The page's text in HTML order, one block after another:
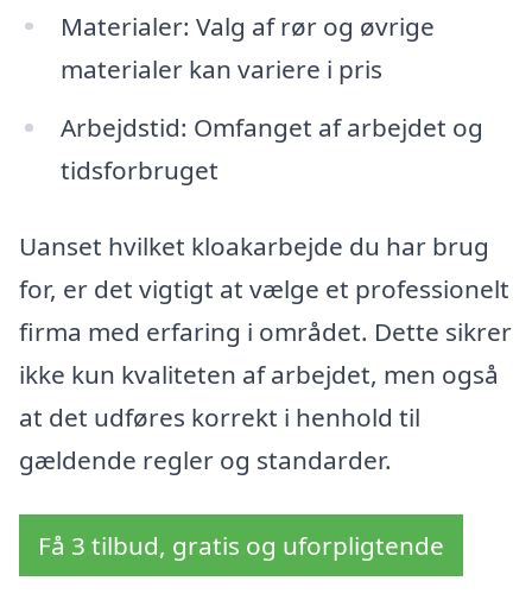
Materialer: Valg af rør og øvrige
materialer kan variere i pris
Arbejdstid: Omfanget af arbejdet og
tidsforbruget
Uanset hvilket kloakarbejde du har brug
for, er det vigtigt at vælge et professionelt
firma med erfaring i området. Dette sikrer
ikke kun kvaliteten af arbejdet, men også
at det udføres korrekt i henhold til
gældende regler og standarder.
Få 3 tilbud, gratis og uforpligtende